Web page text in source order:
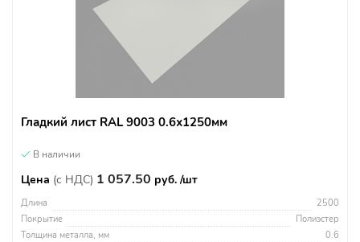
Гладкий лист RAL 9003 0.6х1250мм
В наличии
Цена (с НДС) 1 057.50 руб. /шт
Длина
2500
Покрытие
Полиэстер
Толщина металла, мм
0.6